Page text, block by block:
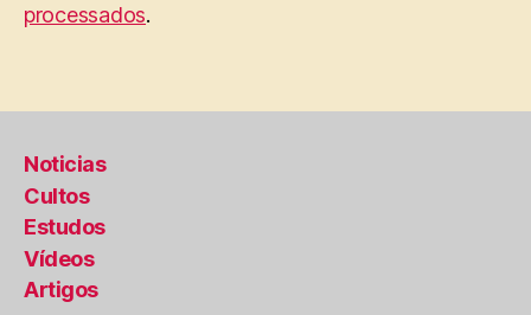
processados.
Noticias
Cultos
Estudos
Vídeos
Artigos